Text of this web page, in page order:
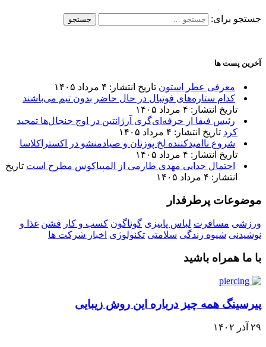
جستجو برای:
آخرین پست ها
معرفی عطر استون تاریخ انتشار: ۴ مرداد ۱۴۰۵
کدام ستاره‌های فوتبال در حال حاضر بدون تیم می‌باشند
تاریخ انتشار: ۴ مرداد ۱۴۰۵
رئیس فیفا از حرفه‌ای‌گری آرژانتین در اوج جنجال‌ها تمجید
کرد تاریخ انتشار: ۴ مرداد ۱۴۰۵
شروع ناامیدکننده لخ پوزنان و صیادمنشو در اکستراکلاسا
تاریخ انتشار: ۴ مرداد ۱۴۰۵
احتمال جدایی مهدی طارمی از المپیاکوس مطرح است تاریخ
انتشار: ۴ مرداد ۱۴۰۵
موضوعات پرطرفدار
ورزشی مسافرت لباس پاییزی گوناگون کسب و کار فشن غذا و
نوشیدنی شیوه زندگی سلامتی تکنولوژی اخبار شرکت ها
با ما همراه باشید
پیرسینگ همه چیز درباره این روش زیبایی
۲۹ آذر ۱۴۰۲